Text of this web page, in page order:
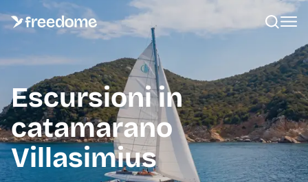
Escursioni in
catamarano
Villasimius